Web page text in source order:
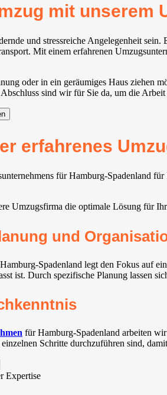
mit unserem
und stressreiche Angelegenheit
Mit einem erfahrenen
oder in ein geräumiges Haus ziehen
sind wir für Sie da, um die
erfahrenes
für Hamburg-Spadenland
Umzugsfirma die optimale Lösung für
und
Spadenland legt den Fokus auf
ist. Durch spezifische Planung lassen
für Hamburg-Spadenland arbeiten
Schritte durchzuführen sind,